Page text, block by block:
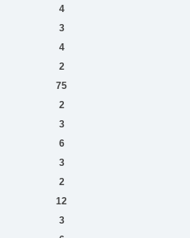
4
3
4
2
75
2
3
6
3
2
12
3